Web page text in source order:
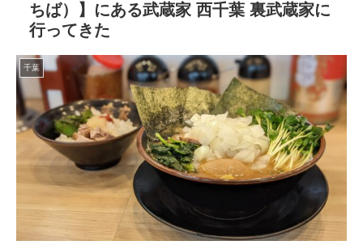
ちば）】にある武蔵家 西千葉 裏武蔵家に
行ってきた
千葉